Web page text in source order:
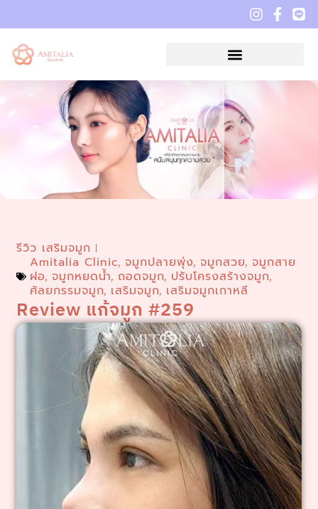
รีวิว เสริมจมูก
Amitalia Clinic,จมูกปลายพุ่ง,จมูกสวย,จมูกสาย
ฝอ,จมูกหยดน้ำ, ถอดจมูก, ปรับโครงสร้างจมูก,
ศัลยกรรมจมูก, เสริมจมูก, เสริมจมูกเกาหลี
Review แก้จมูก #259